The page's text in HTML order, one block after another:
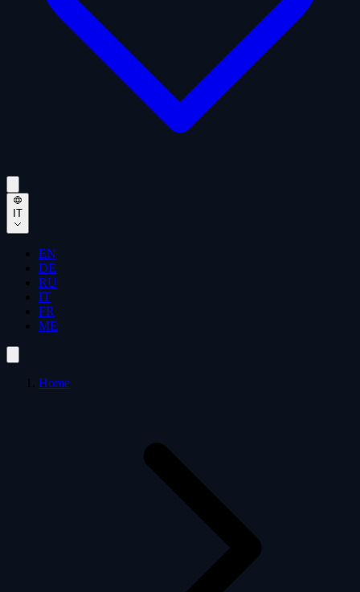
IT
EN
DE
RU
IT
FR
ME
Home